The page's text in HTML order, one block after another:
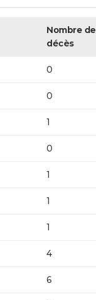
Nombre de
décès
0
0
1
0
1
1
1
4
6